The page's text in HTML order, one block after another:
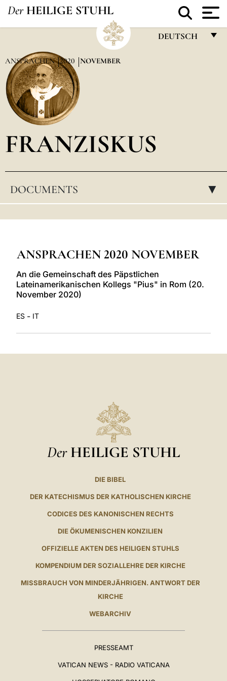
Der HEILIGE STUHL
DEUTSCH
POLSKI
ANSPRACHEN 2020 NOVEMBER
FRANZISKUS
DOCUMENTS ▸
ANSPRACHEN 2020 NOVEMBER
An die Gemeinschaft des Päpstlichen
Lateinamerikanischen Kollegs "Pius" in Rom (20.
November 2020)
ES - IT
Der HEILIGE STUHL
DIE BIBEL
DER KATECHISMUS DER KATHOLISCHEN KIRCHE
CODICES DES KANONISCHEN RECHTS
DIE ÖKUMENISCHEN KONZILIEN
OFFIZIELLE AKTEN DES HEILIGEN STUHLS
KOMPENDIUM DER SOZIALLEHRE DER KIRCHE
MISSBRAUCH VON MINDERJÄHRIGEN. ANTWORT DER
KIRCHE
WEBARCHIV
PRESSEAMT
VATICAN NEWS - RADIO VATICANA